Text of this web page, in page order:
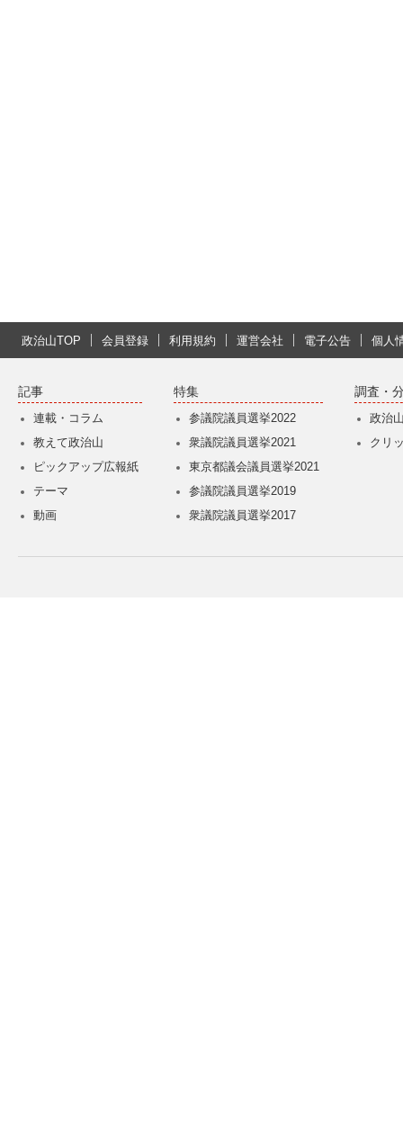
政治山TOP 会員登録 利用規約 運営会社 電子公告 個人
記事
連載・コラム
教えて政治山
ピックアップ広報紙
テーマ
動画
特集
参議院議員選挙2022
衆議院議員選挙2021
東京都議会議員選挙2021
参議院議員選挙2019
衆議院議員選挙2017
調査・
政治
クリ